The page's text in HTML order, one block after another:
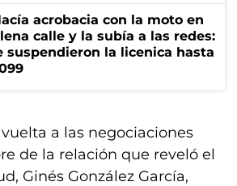
acrobacia con la moto en
calle y la subía a las redes:
suspendieron la licenica hasta
a las negociaciones
de la relación que reveló el
Ginés González García,